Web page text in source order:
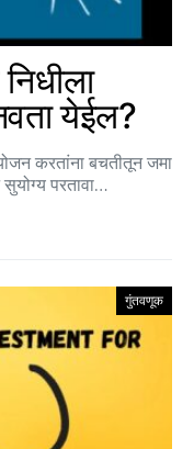
येईल?
करतांना बचतीतून जमा
परतावा…
गुंतवणूक